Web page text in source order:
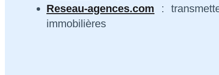
Reseau-agences.com :
immobilières